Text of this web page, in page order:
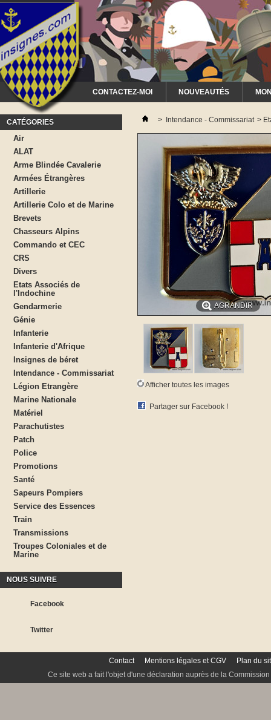
CONTACTEZ-MOI NOUVEAUTÉS
CATÉGORIES
Air
ALAT
Arme Blindée Cavalerie
Armées Étrangères
Artillerie
Artillerie Colo et de Marine
Brevets
Chasseurs Alpins
Commando et CEC
CRS
Divers
Etats Associés de
l'Indochine
Gendarmerie
Génie
Infanterie
Infanterie d'Afrique
Insignes de béret
Intendance - Commissariat
Légion Etrangère
Marine Nationale
Matériel
Parachutistes
Patch
Police
Promotions
Santé
Sapeurs Pompiers
Service des Essences
Train
Transmissions
Troupes Coloniales et de
Marine
NOUS SUIVRE
Facebook
Twitter
> Intendance - Commissariat >
AGRANDIR
Afficher toutes les images
Partager sur Facebook !
Contact Mentions légales et CGV
Plan du
Ce site web a fait l'objet d'une déclaration auprès de la